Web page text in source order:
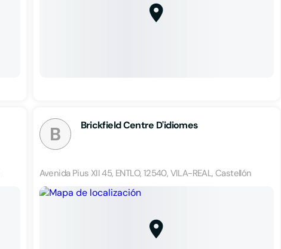
B Brickfield Centre D'idiomes
Avenida Pius XII 45, ENTLO, 12540, VILA-REAL, Castellón